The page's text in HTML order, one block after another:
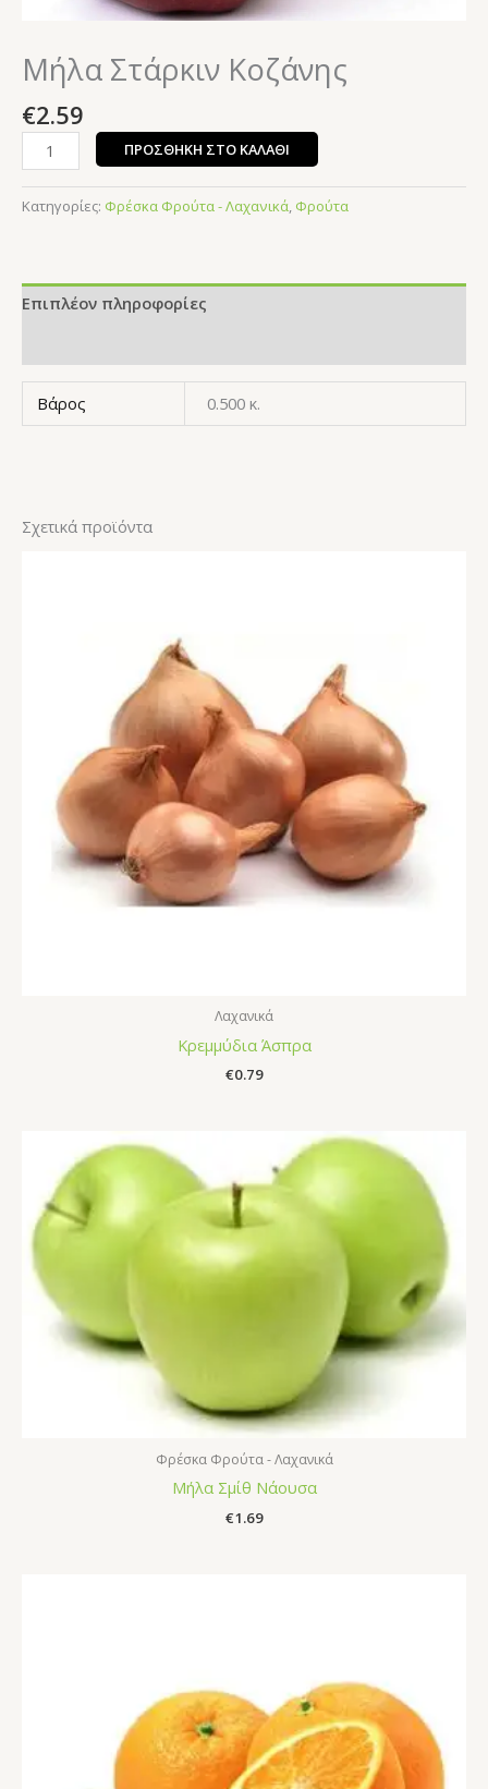
Μήλα Στάρκιν Κοζάνης
€2.59
ΠΡΟΣΘΉΚΗ ΣΤΟ ΚΑΛΆΘΙ
Κατηγορίες: Φρέσκα Φρούτα - Λαχανικά, Φρούτα
Επιπλέον πληροφορίες
Βάρος 0.500 κ.
Σχετικά προϊόντα
Λαχανικά
Κρεμμύδια Άσπρα
€0.79
Φρέσκα Φρούτα - Λαχανικά
Μήλα Σμίθ Νάουσα
€1.69